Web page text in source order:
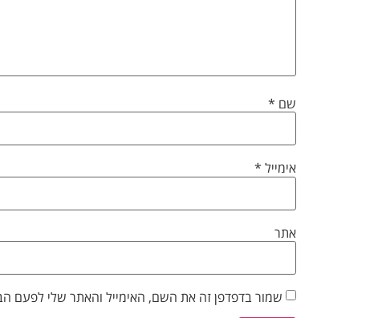
שם *
אימייל *
אתר
שמור בדפדפן זה את השם, האימייל והאתר שלי לפעם